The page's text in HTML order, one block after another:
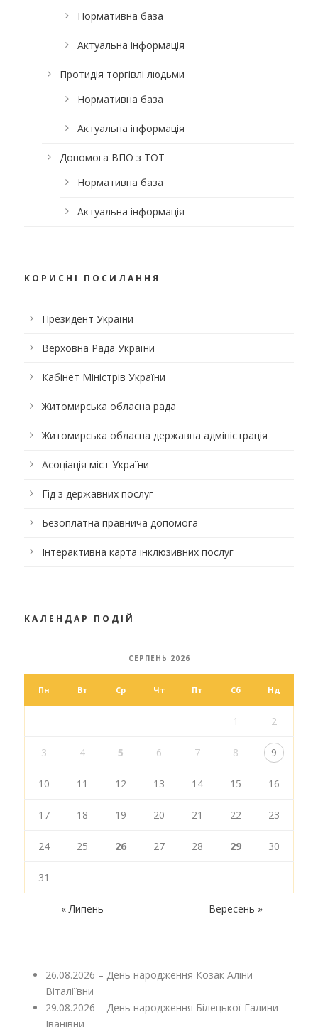
Нормативна база
Актуальна інформація
Протидія торгівлі людьми
Нормативна база
Актуальна інформація
Допомога ВПО з ТОТ
Нормативна база
Актуальна інформація
КОРИСНІ ПОСИЛАННЯ
Президент України
Верховна Рада України
Кабінет Міністрів України
Житомирська обласна рада
Житомирська обласна державна адміністрація
Асоціація міст України
Гід з державних послуг
Безоплатна правнича допомога
Інтерактивна карта інклюзивних послуг
КАЛЕНДАР ПОДІЙ
СЕРПЕНЬ 2026
Пн Вт Ср Чт Пт Сб Нд
1 2
3 4 5 6 7 8 9
10 11 12 13 14 15 16
17 18 19 20 21 22 23
24 25 26 27 28 29 30
31
« Липень Вересень »
26.08.2026 – День народження Козак Аліни
Віталіївни
29.08.2026 – День народження Білецької Галини
Іванівни